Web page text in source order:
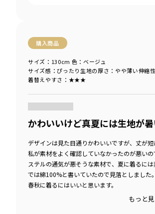
購入商品
サイズ感 ：ぴったり 生地の厚さ ：やや薄い伸縮性
着替えやすさ ：★★★
サイズ：130cm 色：ベージュ
かわいいけど真夏には生地が
デザインは見た目通りかわいいですが、丈が短
私が素材をよく確認していなかったのが悪い
ステルの通気が悪そうな素材で、夏に着るに
では綿100%と書いていたので見落としました。
春秋に着るにはいいと思います。
もっと